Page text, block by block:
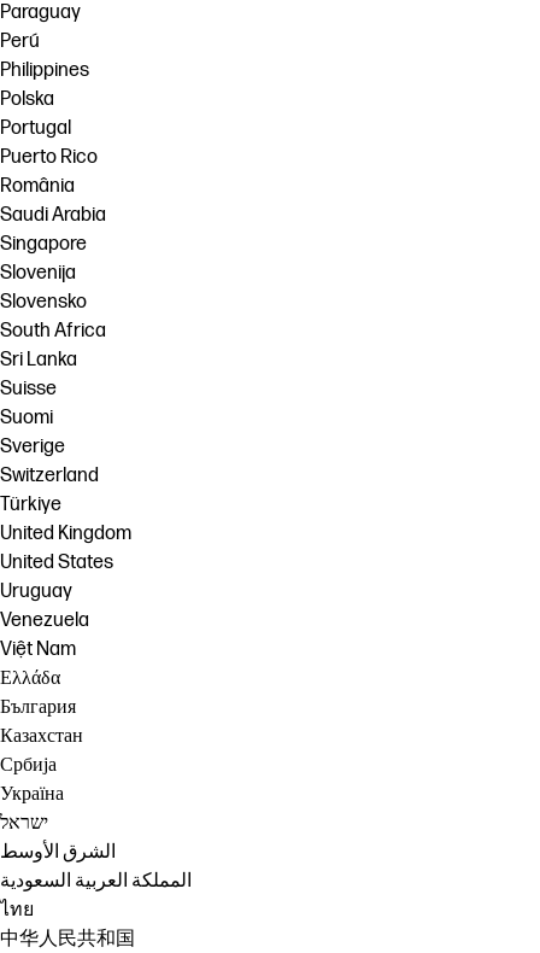
Paraguay
Perú
Philippines
Polska
Portugal
Puerto Rico
România
Saudi Arabia
Singapore
Slovenija
Slovensko
South Africa
Sri Lanka
Suisse
Suomi
Sverige
Switzerland
Türkiye
United Kingdom
United States
Uruguay
Venezuela
Việt Nam
Ελλάδα
България
Казахстан
Србија
Україна
ישראל
الشرق الأوسط
المملكة العربية السعودية
ไทย
中华人民共和国